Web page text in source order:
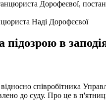
Наді Дорофєєвої
підозрою в
співробітника
до суду. Про це в